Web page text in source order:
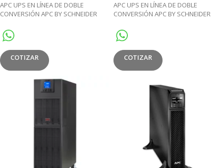
APC UPS EN LÍNEA DE DOBLE
CONVERSIÓN APC BY SCHNEIDER
COTIZAR
APC UPS EN LÍNEA DE DOBLE
CONVERSIÓN APC BY SCHNEIDER
COTIZAR